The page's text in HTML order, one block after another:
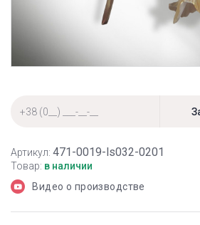
Артикул: 471-0019-ls032-0201
Товар: в наличии
Видео о производстве